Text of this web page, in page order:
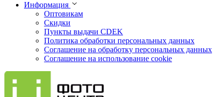
Информация
Оптовикам
Скидки
Пункты выдачи CDEK
Политика обработки персональных данных
Соглашение на обработку персональных данных
Соглашение на использование cookie